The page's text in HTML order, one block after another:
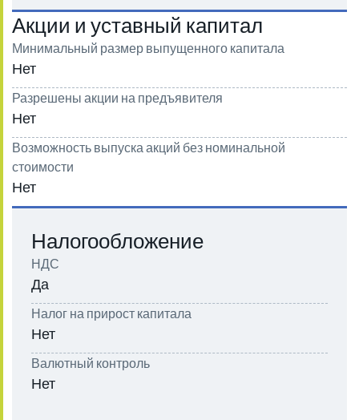
Акции и уставный капитал
Минимальный размер выпущенного капитала
Нет
Разрешены акции на предъявителя
Нет
Возможность выпуска акций без номинальной
стоимости
Нет
Налогообложение
НДС
Да
Налог на прирост капитала
Нет
Валютный контроль
Нет